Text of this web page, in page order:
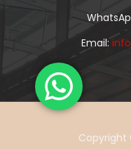
Email:
Copyright